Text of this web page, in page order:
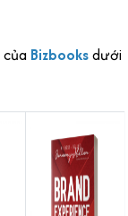
của Bizbooksdưới